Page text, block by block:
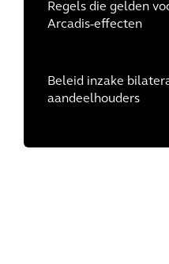
Regels die gelden
Arcadis-effecten
Beleid inzake
aandeelhouders